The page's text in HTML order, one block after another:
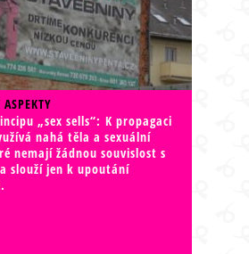
„sex sells“: K propagaci
nahá těla a sexuální
nemají žádnou souvislost s
slouží jen k upoutání